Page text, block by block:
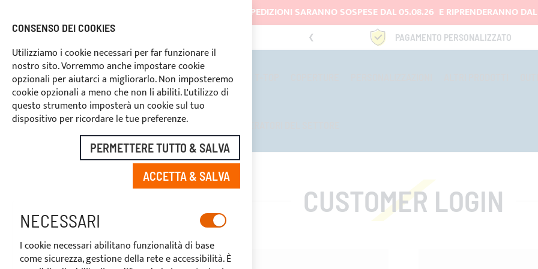
LE SPEDIZIONI SARANNO SOSPESE DAL 05.08.26 E RIPRENDERANNO
in tutta Italia a partire da 150 € PAGAMENTO PERSONALIZZATO
TENDALINI ROLL BARS
SCONTI RISERVATI PER OPERATORI DEL SETTORE
CUSTOMER LOGIN
CONSENSO DEI COOKIES
Utilizziamo i cookie necessari per far funzionare il
nostro sito. Vorremmo anche impostare cookie
opzionali per aiutarci a migliorarlo. Non imposteremo
cookie opzionali a meno che non li abiliti. L'utilizzo di
questo strumento imposterà un cookie sul tuo
dispositivo per ricordare le tue preferenze.
PERMETTERE TUTTO & SALVA
ACCETTA & SALVA
NECESSARI
I cookie necessari abilitano funzionalità di base
come sicurezza, gestione della rete e accessibilità. È